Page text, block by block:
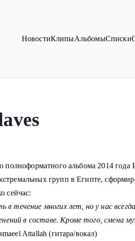
НовостиКлипыАльбомыСписки
полноформатного альбома 2014 года
групп в Египте,
сейчас:
течение многих лет, но у нас
в составе. Кроме того, смена
Attallah (гитара/вокал)